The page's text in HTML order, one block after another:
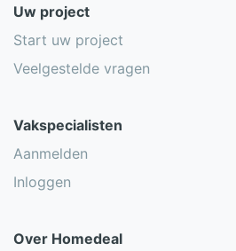
Uw project
Start uw project
Veelgestelde vragen
Vakspecialisten
Aanmelden
Inloggen
Over Homedeal